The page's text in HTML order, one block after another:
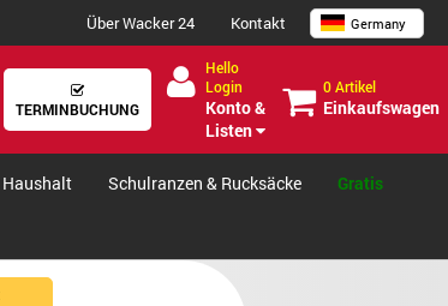
Über Wacker 24 Kontakt Germany
TERMINBUCHUNG
Hello
Login
Konto &
Listen
0 Artikel
Einkaufswagen
Haushalt Schulranzen & Rucksäcke Gratis